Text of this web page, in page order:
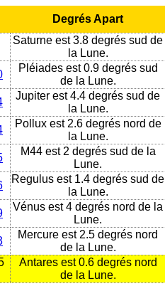
Degrés Apart
Saturne est 3.8 degrés sud de
la Lune.
Pléiades est 0.9 degrés sud
de la Lune.
Jupiter est 4.4 degrés sud de
la Lune.
Pollux est 2.6 degrés nord de
la Lune.
M44 est 2 degrés sud de la
Lune.
Regulus est 1.4 degrés sud de
la Lune.
Vénus est 4 degrés nord de la
Lune.
Mercure est 2.5 degrés nord
de la Lune.
Antares est 0.6 degrés nord
de la Lune.